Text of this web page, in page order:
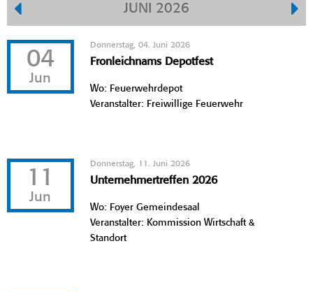
JUNI 2026
04
Jun
Donnerstag, 04. Juni 2026
Fronleichnams Depotfest
Wo: Feuerwehrdepot
Veranstalter: Freiwillige Feuerwehr
11
Jun
Donnerstag, 11. Juni 2026
Unternehmertreffen 2026
Wo: Foyer Gemeindesaal
Veranstalter: Kommission Wirtschaft &
Standort